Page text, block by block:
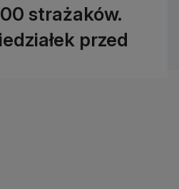
strażaków.
przed